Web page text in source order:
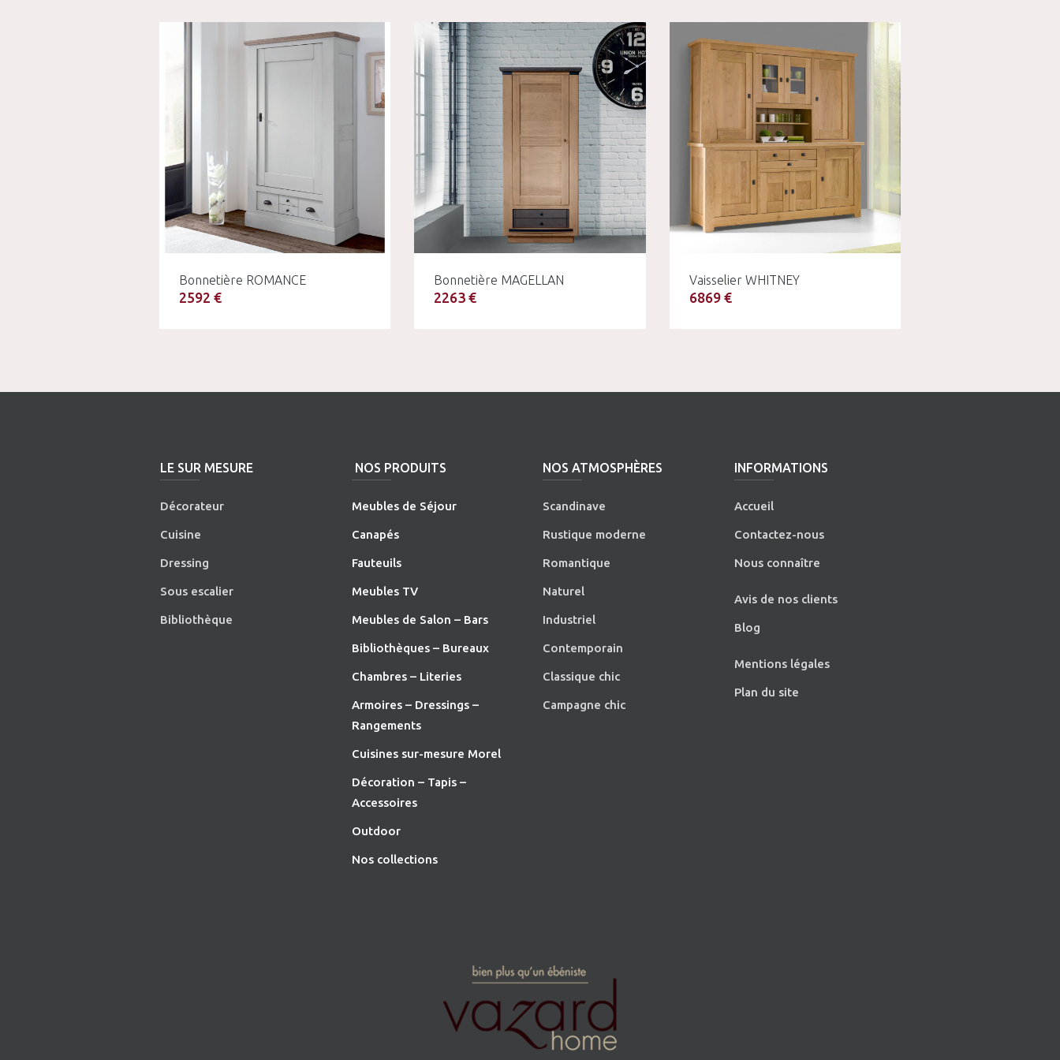
Bonnetière ROMANCE
2592 €
Bonnetière MAGELLAN
2263 €
Vaisselier WHITNEY
6869 €
LE SUR MESURE
Décorateur
Cuisine
Dressing
Sous escalier
Bibliothèque
NOS PRODUITS
Meubles de Séjour
Canapés
Fauteuils
Meubles TV
Meubles de Salon – Bars
Bibliothèques – Bureaux
Chambres – Literies
Armoires – Dressings –
Rangements
Cuisines sur-mesure Morel
Décoration – Tapis –
Accessoires
Outdoor
Nos collections
NOS ATMOSPHÈRES
Scandinave
Rustique moderne
Romantique
Naturel
Industriel
Contemporain
Classique chic
Campagne chic
INFORMATIONS
Accueil
Contactez-nous
Nous connaître
Avis de nos clients
Blog
Mentions légales
Plan du site